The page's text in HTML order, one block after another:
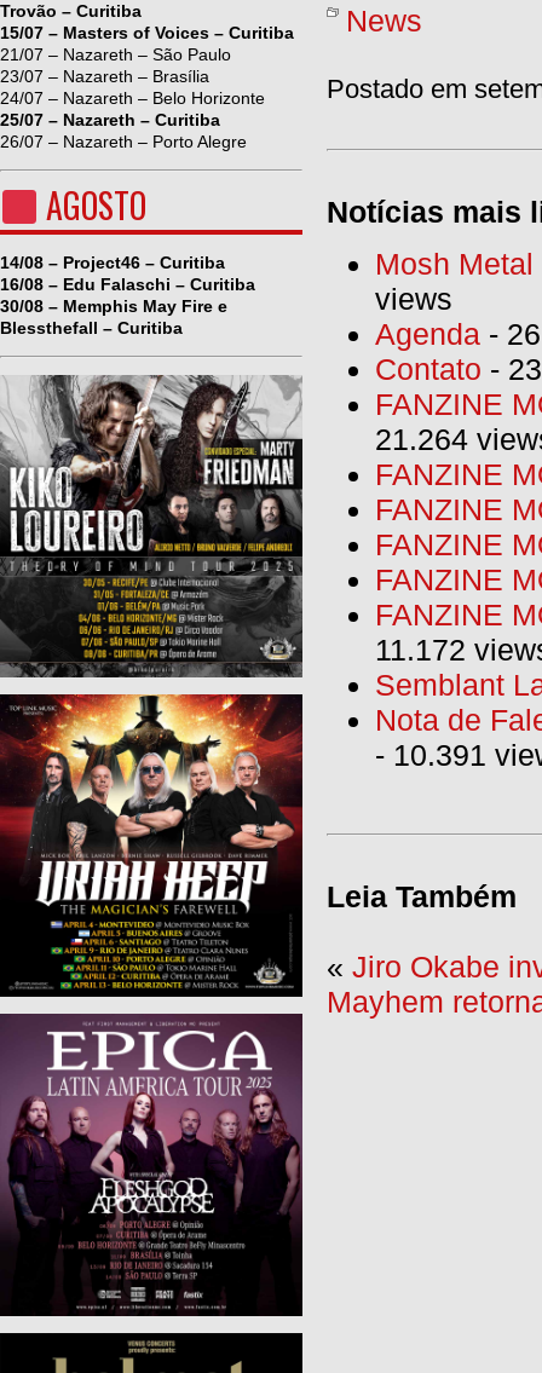
Trovão – Curitiba
15/07 – Masters of Voices – Curitiba
21/07 – Nazareth – São Paulo
23/07 – Nazareth – Brasília
24/07 – Nazareth – Belo Horizonte
25/07 – Nazareth – Curitiba
26/07 – Nazareth – Porto Alegre
AGOSTO
14/08 – Project46 – Curitiba
16/08 – Edu Falaschi – Curitiba
30/08 – Memphis May Fire e
Blessthefall – Curitiba
News
Postado em
Notícias mais
Mosh
views
Agenda -
Contato -
FANZINE
21.264
FANZINE
FANZINE
FANZINE
FANZINE
FANZINE
11.172
Semblant
Nota de
- 10.391
Leia Também
« Jiro Okabe
Mayhem